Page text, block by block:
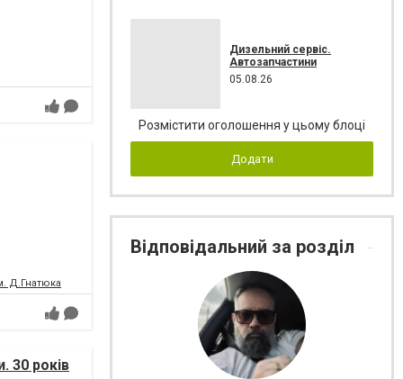
Д.Гнатюка
30 років
Дизельний сервіс.
Автозапчастини
05.08.26
Розмістити оголошення у цьому блоці
Додати
Відповідальний за розділ